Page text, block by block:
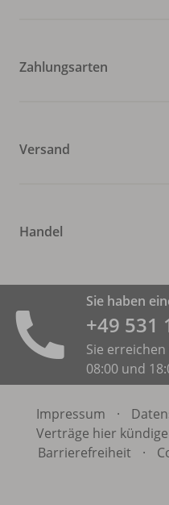
Zahlungsarten
Versand
Handel
Sie haben
+49 531
Sie
08:00 und
Impressum ·
Verträge hier
Barrierefreiheit
·